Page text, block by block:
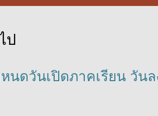
ป
นดวันเปิดภาคเรียน วัน